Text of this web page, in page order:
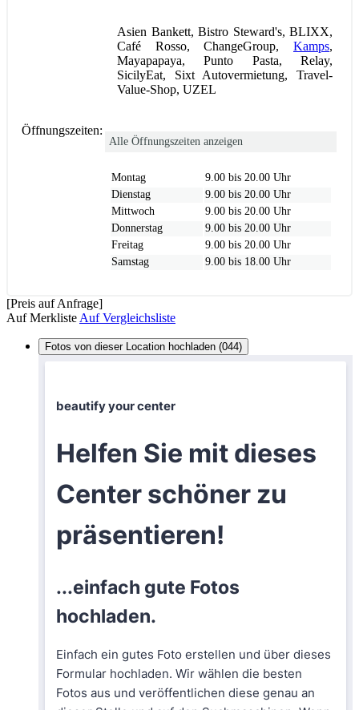
Asien Bankett, Bistro Steward's, BLIXX,
Café Rosso, ChangeGroup, Kamps,
Mayapapaya, Punto Pasta, Relay,
SicilyEat, Sixt Autovermietung, Travel-
Value-Shop, UZEL
Öffnungszeiten:
Alle Öffnungszeiten anzeigen
Montag
9.00 bis 20.00 Uhr
Dienstag
9.00 bis 20.00 Uhr
Mittwoch
9.00 bis 20.00 Uhr
Donnerstag
9.00 bis 20.00 Uhr
Freitag
9.00 bis 20.00 Uhr
Samstag
9.00 bis 18.00 Uhr
[Preis auf Anfrage]
Auf Merkliste Auf Vergleichsliste
Fotos von dieser Location hochladen (044)